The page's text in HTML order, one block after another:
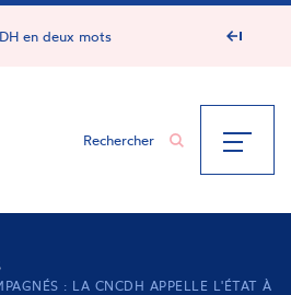
en deux mots
: LA CNCDH APPELLE L'ÉTAT À